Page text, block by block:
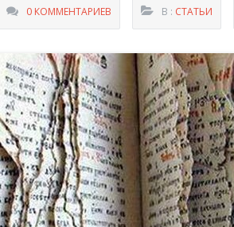
0 КОММЕНТАРИЕВ В : СТАТЬИ